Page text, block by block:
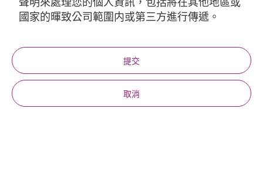
國家的暉致公司範圍内或第三方進行傳遞。
提交
取消